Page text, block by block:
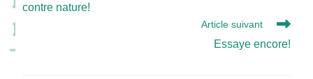
articles
contre nature!
Article suivant
Essaye encore!